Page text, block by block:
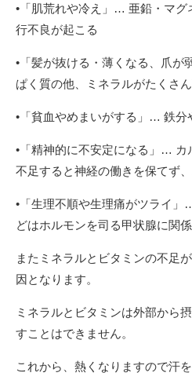
•「肌荒れや冷え」… 亜鉛・マグ
行不良が起こる
•「髪が抜ける・薄くなる、爪
ぱく質の他、ミネラルがたくさ
•「貧血やめまいがする」… 鉄分
•「精神的に不安定になる」… カ
不足すると神経の働きを保てず
•「生理不順や生理痛がツライ
どはホルモンを司る甲状腺に関係
またミネラルとビタミンの不足
因となります。
ミネラルとビタミンは外部から
すことはできません。
これから、熱くなりますので汗